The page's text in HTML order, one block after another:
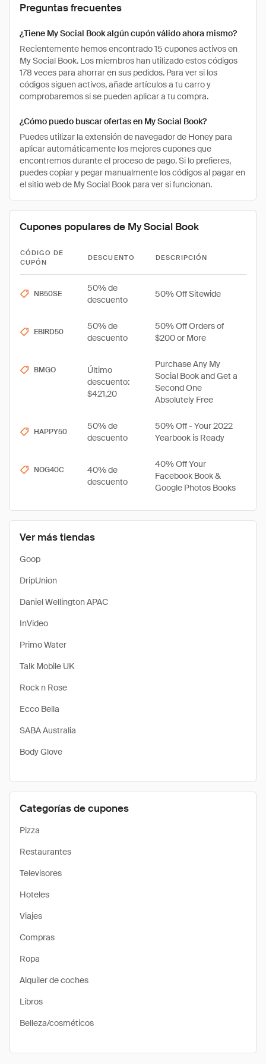
Ver más tiendas
Goop
DripUnion
Daniel Wellington APAC
InVideo
Primo Water
Talk Mobile UK
Rock n Rose
Ecco Bella
SABA Australia
Body Glove
Categorías de cupones
Pizza
Restaurantes
Televisores
Hoteles
Viajes
Compras
Ropa
Alquiler de coches
Libros
Belleza/cosméticos
Preguntas frecuentes
¿Tiene My Social Book algún cupón válido ahora mismo?
Recientemente hemos encontrado 15 cupones activos en
My Social Book. Los miembros han utilizado estos códigos
178 veces para ahorrar en sus pedidos. Para ver si los
códigos siguen activos, añade artículos a tu carro y
comprobaremos si se pueden aplicar a tu compra.
¿Cómo puedo buscar ofertas en My Social Book?
Puedes utilizar la extensión de navegador de Honey para
aplicar automáticamente los mejores cupones que
encontremos durante el proceso de pago. Si lo prefieres,
puedes copiar y pegar manualmente los códigos al pagar en
el sitio web de My Social Book para ver si funcionan.
Cupones populares de My Social Book
CÓDIGO DE
CUPÓN
DESCUENTO DESCRIPCIÓN
NB50SE
50% de
descuento
50% Off Sitewide
EBIRD50
50% de
descuento
50% Off Orders of
$200 or More
BMGO
Último
descuento:
$421,20
Purchase Any My
Social Book and Get a
Second One
Absolutely Free
HAPPY50
50% de
descuento
50% Off - Your 2022
Yearbook is Ready
NOG40C
40% de
descuento
40% Off Your
Facebook Book &
Google Photos Books